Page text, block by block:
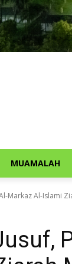
MUAMALAH
Markaz Al-Islami